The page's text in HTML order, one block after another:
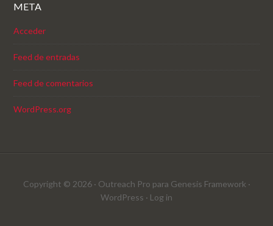
META
Acceder
Feed de entradas
Feed de comentarios
WordPress.org
Copyright © 2026 · Outreach Pro para Genesis Framework ·
WordPress · Log in